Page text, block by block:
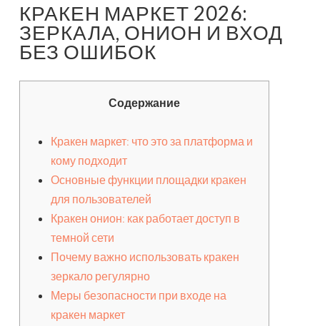
КРАКЕН МАРКЕТ 2026:
ЗЕРКАЛА, ОНИОН И ВХОД
БЕЗ ОШИБОК
Содержание
Кракен маркет: что это за платформа и
кому подходит
Основные функции площадки кракен
для пользователей
Кракен онион: как работает доступ в
темной сети
Почему важно использовать кракен
зеркало регулярно
Меры безопасности при входе на
кракен маркет